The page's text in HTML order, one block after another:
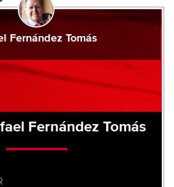
Fernández Tomás
Fernández Tomás